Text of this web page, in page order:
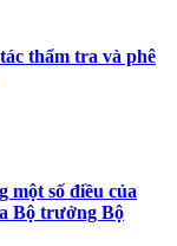
thẩm tra và phê
một số điều của
Bộ trưởng Bộ